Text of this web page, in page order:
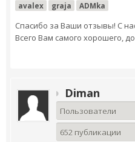
avalex graja ADMka
Спасибо за Ваши отзывы! С
Всего Вам самого хорошего,
Diman
Пользователи
652 публикации